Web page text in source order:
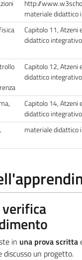
http://
materiale didattico
Capitolo 11, Atzeni
didattico integrativo
Capitolo 12, Atzeni
didattico integrativo
Capitolo 14, Atzeni
didattico integrativo
materiale didattico
in una prova scritta
discusso un progetto.